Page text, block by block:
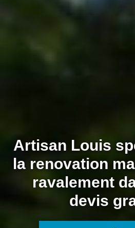
Artisan Louis
la renovation
ravalement
devis